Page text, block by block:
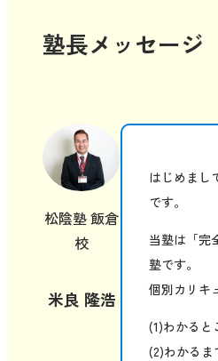
塾長メッセージ
松陰塾 飯倉
校
米良 隆浩
はじめまし
です。
当塾は「完
塾です。
個別カリキ
(1)わかると
(2)わかるま